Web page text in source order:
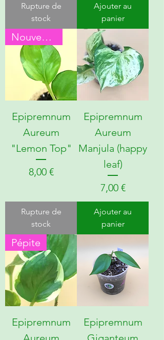
Rupture de
stock
Ajouter au
panier
Nouveauté
Epipremnum
Aureum
"Lemon Top"
Prix
8,00 €
Rupture de
stock
Epipremnum
Aureum
Manjula (happy
leaf)
Prix
7,00 €
Ajouter au
panier
Pépite
Epipremnum
Epipremnum